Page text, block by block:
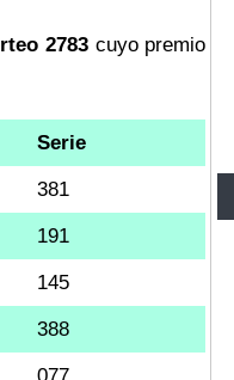
2783cuyo premio
Serie
381
191
145
388